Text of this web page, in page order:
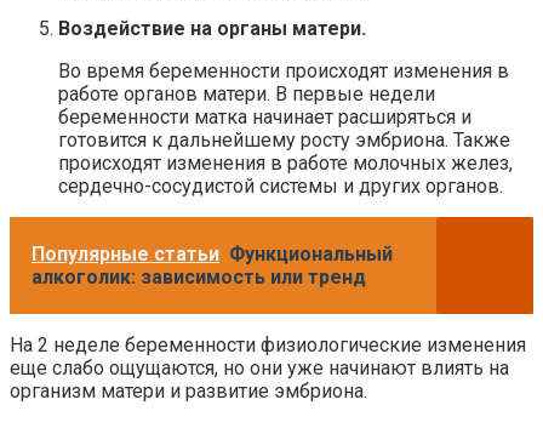
Воздействие на органы матери.
Во время беременности происходят изменения в
работе органов матери. В первые недели
беременности матка начинает расширяться и
готовится к дальнейшему росту эмбриона. Также
происходят изменения в работе молочных желез,
сердечно-сосудистой системы и других органов.
Популярные статьи Функциональный
алкоголик: зависимость или тренд
На 2 неделе беременности физиологические изменения
еще слабо ощущаются, но они уже начинают влиять на
организм матери и развитие эмбриона.